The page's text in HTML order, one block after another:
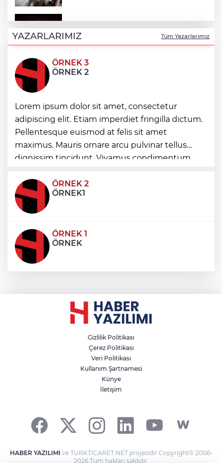
“Zorba” Balesi Hierapolis’te sahnelendi
Bursa Osmangazi’de pazarlardan aylık
600 ton atık toplanıyor
KOSGEB’den yeşil teknoloji girişimlerine
6,5 milyon TL’ye kadar destek
Kutupların geleceğine bilimsel bakış
YAZARLARIMIZ Tüm Yazarlarımız
ÖRNEK 3
ÖRNEK 2
Lorem ipsum dolor sit amet, consectetur
adipiscing elit. Etiam imperdiet fringilla dictum.
Pellentesque euismod at felis sit amet
maximus. Mauris ornare arcu pulvinar tellus
dignissim tincidunt. Vivamus condimentum
condimentum eros et, faucibus sapien. Praese
ÖRNEK 2
ÖRNEK1
ÖRNEK 1
ÖRNEK
Gizlilik Politikası
Çerez Politikası
Veri Politikası
Kullanım Şartnamesi
Künye
İletişim
HABER YAZILIMI ve TURKTICARET.NET projesidir Copyright© 2006-
2026 Tüm hakları saklıdır.